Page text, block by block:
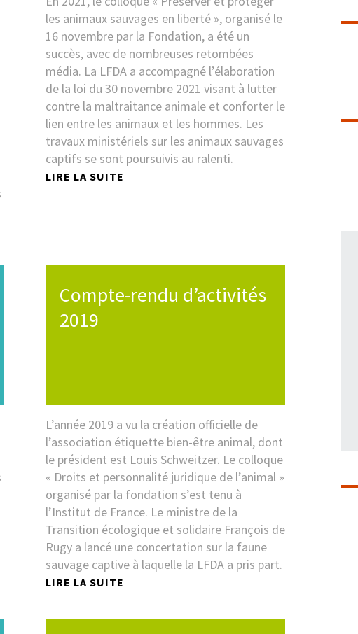
les animaux sauvages en liberté », organisé le
16 novembre par la Fondation, a été un
succès, avec de nombreuses retombées
média. La LFDA a accompagné l’élaboration
de la loi du 30 novembre 2021 visant à lutter
contre la maltraitance animale et conforter le
lien entre les animaux et les hommes. Les
travaux ministériels sur les animaux sauvages
captifs se sont poursuivis au ralenti.
LIRE LA SUITE
Compte-rendu d’activités
2019
L’année 2019 a vu la création officielle de
l’association étiquette bien-être animal, dont
le président est Louis Schweitzer. Le colloque
« Droits et personnalité juridique de l’animal »
organisé par la fondation s’est tenu à
l’Institut de France. Le ministre de la
Transition écologique et solidaire François de
Rugy a lancé une concertation sur la faune
sauvage captive à laquelle la LFDA a pris part.
LIRE LA SUITE